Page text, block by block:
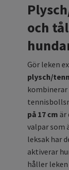
och
Gör leken
plysch/
på 17 cm är
valpar som
leksak har
aktiverar
håller